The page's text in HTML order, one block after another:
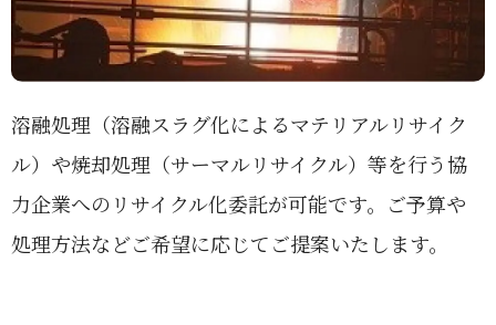
溶融処理（溶融スラグ化によるマテリアルリサイク
ル）や焼却処理（サーマルリサイクル）等を行う協
力企業へのリサイクル化委託が可能です。ご予算や
処理方法などご希望に応じてご提案いたします。